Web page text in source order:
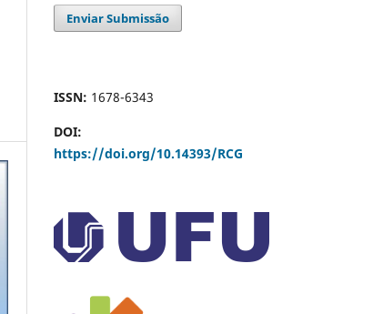
Enviar Submissão
ISSN: 1678-6343
DOI:
https://doi.org/10.14393/RCG